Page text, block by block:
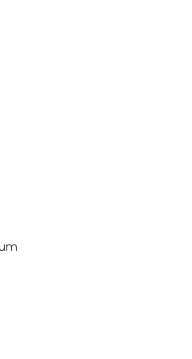
1.258,29 ₺